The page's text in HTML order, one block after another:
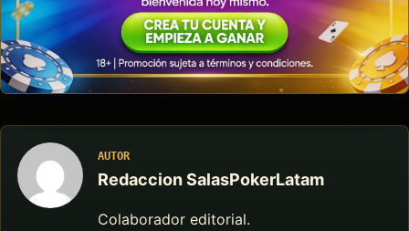
AUTOR
Redaccion SalasPokerLatam
Colaborador editorial.